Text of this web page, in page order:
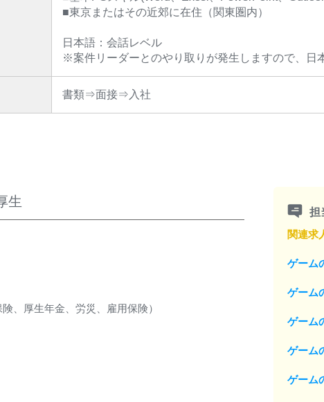
■東京またはその近郊に在住（関東圏内）
日本語：会話レベル
※案件リーダーとのやり取りが発生しますので、日
書類⇒面接⇒入社
生
、厚生年金、労災、雇用保険）
担
関連求
ゲーム
ゲーム
ゲーム
ゲーム
ゲーム